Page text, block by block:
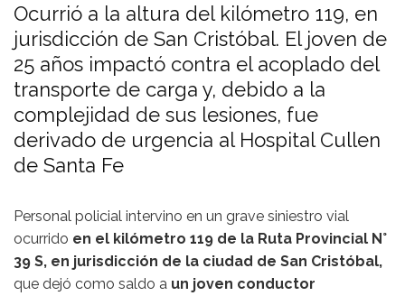
Ocurrió a la altura del kilómetro 119, en
jurisdicción de San Cristóbal. El joven de
25 años impactó contra el acoplado del
transporte de carga y, debido a la
complejidad de sus lesiones, fue
derivado de urgencia al Hospital Cullen
de Santa Fe
Personal policial intervino en un grave siniestro vial
ocurrido en el kilómetro 119 de la Ruta Provincial N°
39 S, en jurisdicción de la ciudad de San Cristóbal,
que dejó como saldo a un joven conductor